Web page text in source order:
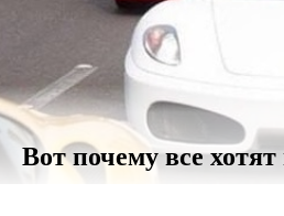
Вот почему все